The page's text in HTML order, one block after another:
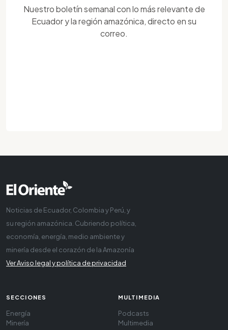
Nuestro boletín semanal con lo más relevante de
Ecuador y la región amazónica, directo en su
correo.
Noticias de Ecuador, Colombia y Perú, y
su región amazónica. Cubriendo política,
economía, energía, medio ambiente y
minería desde el corazón de la Amazonía
Ver Aviso legal y política de privacidad
SECCIONES
Energía
Minería
MULTIMEDIA
Podcasts
Multimedia